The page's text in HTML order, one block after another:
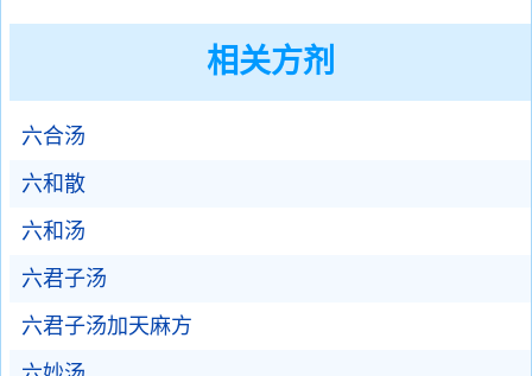
相关方剂
六合汤
六和散
六和汤
六君子汤
六君子汤加天麻方